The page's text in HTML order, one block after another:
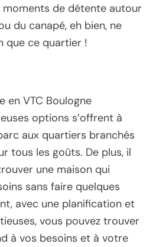
moments de détente autour
du canapé, eh bien, ne
que ce quartier !
en VTC Boulogne
options s’offrent à
aux quartiers branchés
tous les goûts. De plus, il
une maison qui
sans faire quelques
avec une planification et
vous pouvez trouver
à vos besoins et à votre